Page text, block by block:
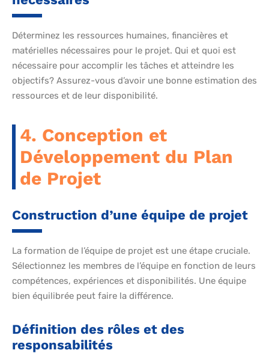
Déterminez les ressources humaines, financières et
matérielles nécessaires pour le projet. Qui et quoi est
nécessaire pour accomplir les tâches et atteindre les
objectifs? Assurez-vous d’avoir une bonne estimation des
ressources et de leur disponibilité.
4. Conception et
Développement du Plan
de Projet
Construction d’une équipe de projet
La formation de l’équipe de projet est une étape cruciale.
Sélectionnez les membres de l’équipe en fonction de leurs
compétences, expériences et disponibilités. Une équipe
bien équilibrée peut faire la différence.
Définition des rôles et des
responsabilités